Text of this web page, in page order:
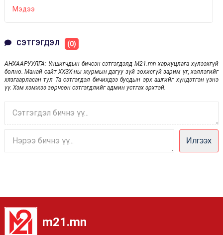
Мэдээ
СЭТГЭГДЭЛ (0)
АНХААРУУЛГА: Уншигчдын бичсэн сэтгэгдэлд M21.mn хариуцлага хүлээхгүй
болно. Манай сайт ХХЗХ-ны журмын дагуу зүй зохисгүй зарим үг, хэллэгийг
хязгаарласан тул Та сэтгэгдэл бичихдээ бусдын эрх ашгийг хүндэтгэн үзнэ
үү. Хэм хэмжээ зөрчсөн сэтгэгдлийг админ устгах эрхтэй.
Илгээх
m21.mn